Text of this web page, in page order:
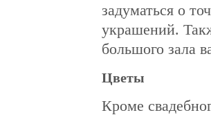
задуматься о
украшений.
большого зала
Цветы
Кроме